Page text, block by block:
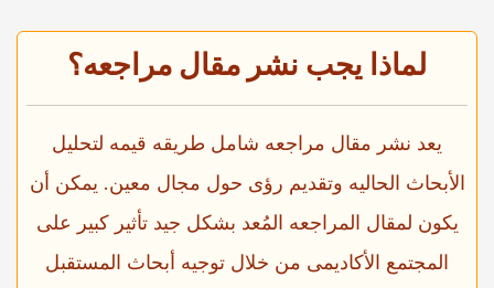
لماذا یجب نشر مقال مراجعه؟
یعد نشر مقال مراجعه شامل طریقه قیمه لتحلیل
الأبحاث الحالیه وتقدیم رؤى حول مجال معین. یمکن أن
یکون لمقال المراجعه المُعد بشکل جید تأثیر کبیر على
المجتمع الأکادیمی من خلال توجیه أبحاث المستقبل